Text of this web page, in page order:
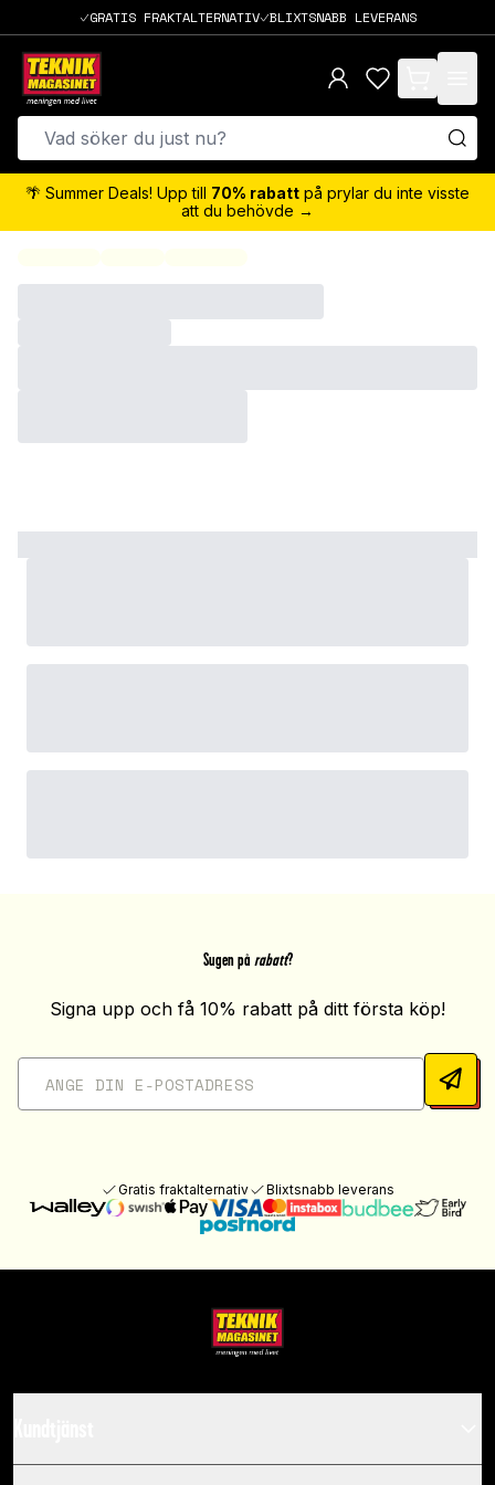
GRATIS FRAKTALTERNATIV BLIXTSNABB LEVERANS
items in cart,
🌴 Summer Deals! Upp till 70% rabatt på prylar du inte visste
att du behövde →
Sugen på rabatt?
Signa upp och få 10% rabatt på ditt första köp!
Gratis fraktalternativ Blixtsnabb leverans